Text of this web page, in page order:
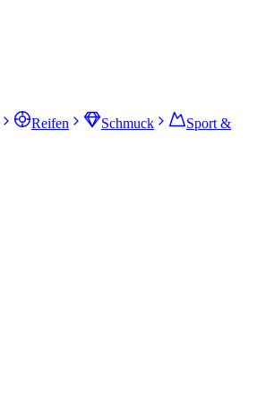
Reifen Schmuck
Sport &